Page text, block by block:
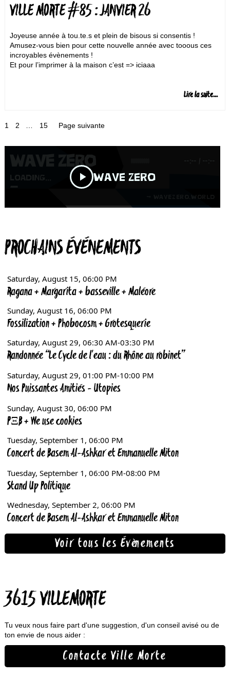
VILLE MORTE #85 : JANVIER 26
Joyeuse année à tou.te.s et plein de bisous si consentis !
Amusez-vous bien pour cette nouvelle année avec tooous ces
incroyables évènements !
Et pour l’imprimer à la maison c’est => iciaaa
Lire la suite...
Page
1 Page
2 … Page
15 Page suivante
PROCHAINS ÉVÉNEMENTS
Voir tous les Évènements
3615 VILLEMORTE
Tu veux nous faire part d'une suggestion, d'un conseil avisé ou de
ton envie de nous aider :
Contacte Ville Morte